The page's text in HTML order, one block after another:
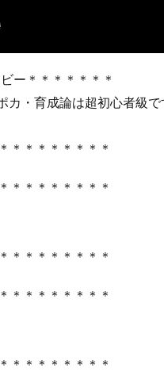
ー＊＊＊＊＊＊＊
・育成論は超初心者級で
＊＊＊＊＊＊＊＊
＊＊＊＊＊＊＊＊
＊＊＊＊＊＊＊＊
＊＊＊＊＊＊＊＊
＊＊＊＊＊＊＊＊